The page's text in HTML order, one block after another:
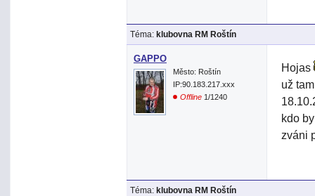
Téma: klubovna RM Roštín
GAPPO
Město: Roštín
IP:90.183.217.xxx
Offline 1/1240
Hojas
už
kdo
zváni
Téma: klubovna RM Roštín